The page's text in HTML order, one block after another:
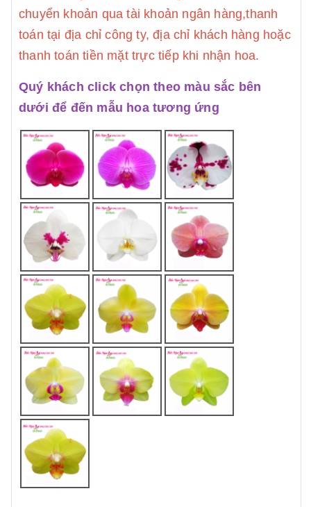
chuyển khoản qua tài khoản ngân hàng,thanh
toán tại địa chỉ công ty, địa chỉ khách hàng hoặc
thanh toán tiền mặt trực tiếp khi nhận hoa.
Quý khách click chọn theo màu sắc bên
dưới để đến mẫu hoa tương ứng